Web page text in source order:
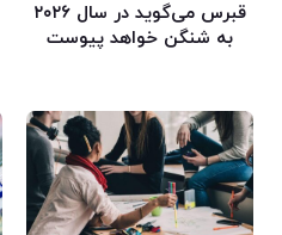
قبرس می‌گوید در سال ۲۰۲۶
به شنگن خواهد پیوست